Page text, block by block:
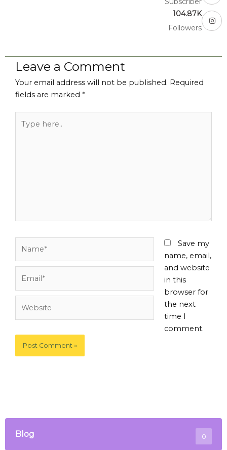
104.87K
Followers
Leave a Comment
Your email address will not be published. Required
fields are marked *
here..
Save my
name, email,
and website
in this
browser for
the next
time I
comment.
Blog 0